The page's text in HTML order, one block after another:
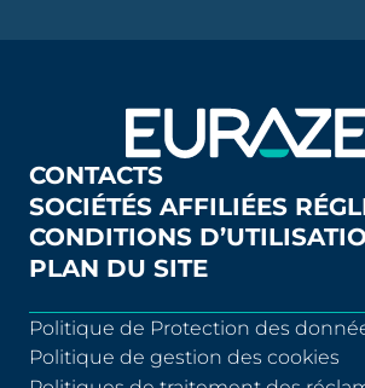
CONTACTS
SOCIÉTÉS AFFILIÉES
CONDITIONS
PLAN DU SITE
Politique de Protection des
Politique de gestion des cookies